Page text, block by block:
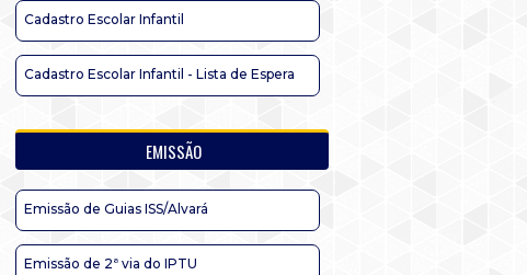
Cadastro Escolar Infantil
Cadastro Escolar Infantil - Lista de Espera
EMISSÃO
Emissão de Guias ISS/Alvará
Emissão de 2ª via do IPTU